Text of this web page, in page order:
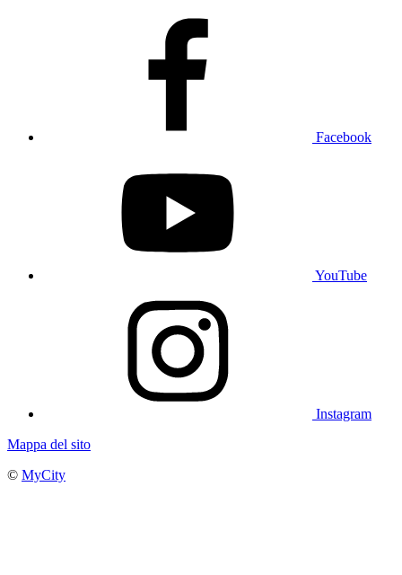
Facebook
YouTube
Instagram
Mappa del sito
© MyCity